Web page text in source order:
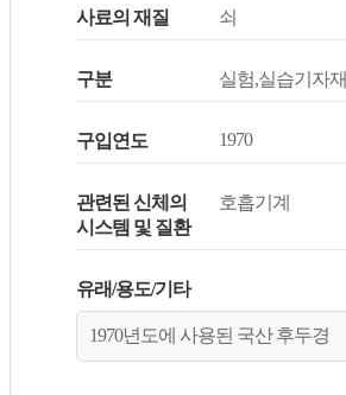
사료의 재질 쇠
구분 실험,실습기자재
구입연도 1970
관련된 신체의
시스템 및 질환
호흡기계
유래/용도/기타
1970년도에 사용된 국산 후두경